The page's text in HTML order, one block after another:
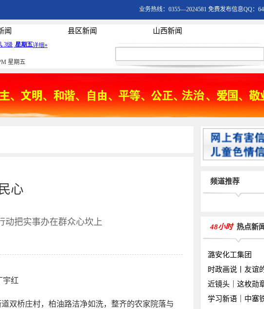
业务热线：0355—2024581 免费发布信息QQ：
闻 县区新闻 山西新闻
星期五
心
把实事办在群众心坎上
宇红
桥庄村，柏油路洁净如洗，整齐的农家院落与
频道推荐
48小时热点新
潞安化工集团
时政画说丨友谊
近镜头｜这枚勋
学习新语｜中塞